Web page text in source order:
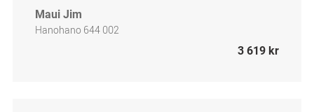
Maui Jim
Hanohano 644 002
3 619 kr